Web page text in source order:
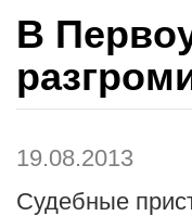
В
19.08.2013
Судебные